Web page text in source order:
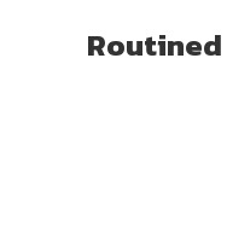
Routined